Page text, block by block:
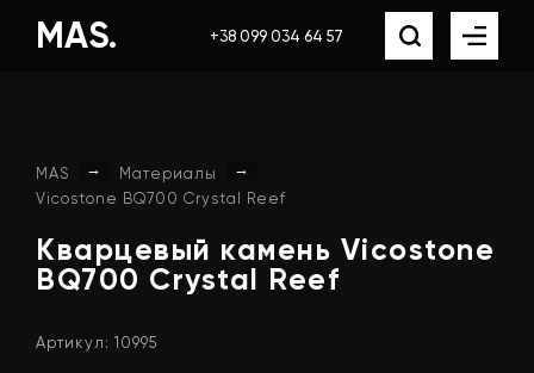
MAS. +38 099 034 64 57
MAS → Материалы
→
Vicostone BQ700 Crystal Reef
Кварцевый камень Vicostone
BQ700 Crystal Reef
Артикул: 10995